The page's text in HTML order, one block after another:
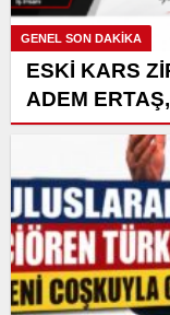
GENEL SON DAKİKA
ESKİ KARS
ADEM